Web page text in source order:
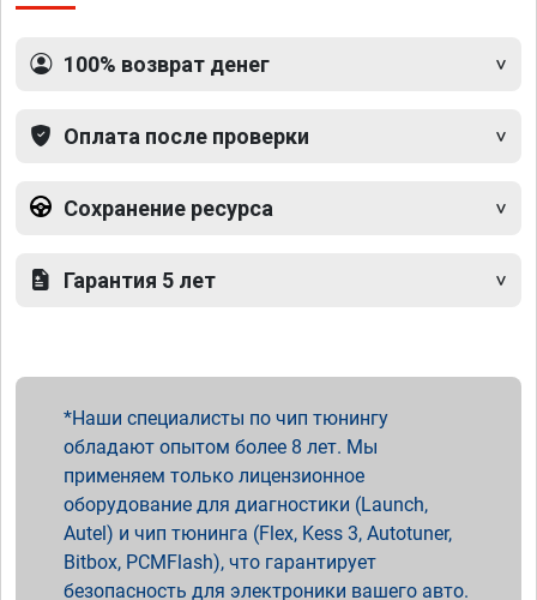
100% возврат денег
Оплата после проверки
Сохранение ресурса
Гарантия 5 лет
Наши специалисты по чип тюнингу
обладают опытом более 8 лет. Мы
применяем только лицензионное
оборудование для диагностики (Launch,
Autel) и чип тюнинга (Flex, Kess 3, Autotuner,
Bitbox, PCMFlash), что гарантирует
безопасность для электроники вашего авто.